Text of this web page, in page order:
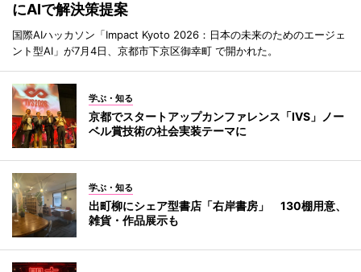
にAIで解決策提案
国際AIハッカソン「Impact Kyoto 2026：日本の未来のためのエージェ
ント型AI」が7月4日、京都市下京区御幸町 で開かれた。
学ぶ・知る
京都でスタートアップカンファレンス「IVS」ノー
ベル賞技術の社会実装テーマに
学ぶ・知る
出町柳にシェア型書店「右岸書房」 130棚用意、
雑貨・作品展示も